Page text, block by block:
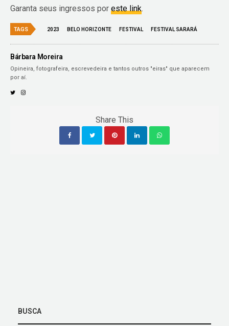
Garanta seus ingressos poreste link.
TAGS 2023 BELO HORIZONTE FESTIVAL FESTIVAL SARARÁ
Bárbara Moreira
Opineira, fotografeira, escrevedeira e tantos outros "eiras" que aparecem
por aí.
Share This
BUSCA